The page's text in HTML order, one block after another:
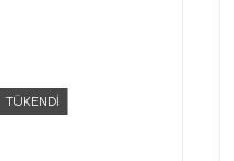
TÜKENDİ